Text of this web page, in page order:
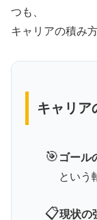
つも、
キャリアの積み
キャリア
🎯 ゴール
という
📋現状の